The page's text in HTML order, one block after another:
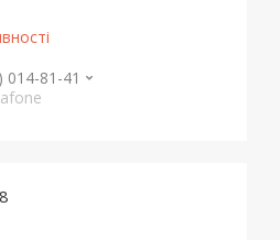
014-81-41